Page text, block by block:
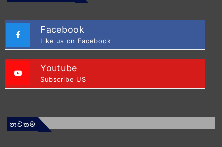
Facebook
Like us on Facebook
Youtube
Subscribe US
නවතම